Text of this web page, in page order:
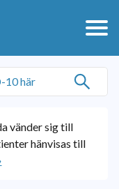
vänder sig till
hänvisas till